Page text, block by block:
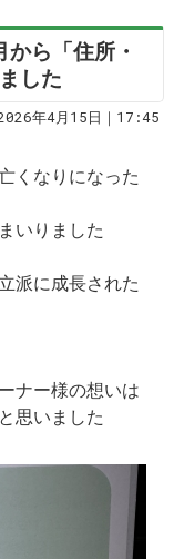
ら「住所・
した
年4月15日｜17:45
くなりになった
いりました
派に成長された
ナー様の想いは
思いました